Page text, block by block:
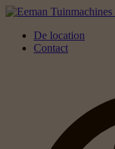
De location
Contact